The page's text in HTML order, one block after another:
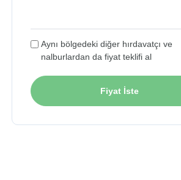
Aynı bölgedeki diğer hırdavatçı ve
nalburlardan da fiyat teklifi al
Fiyat İste